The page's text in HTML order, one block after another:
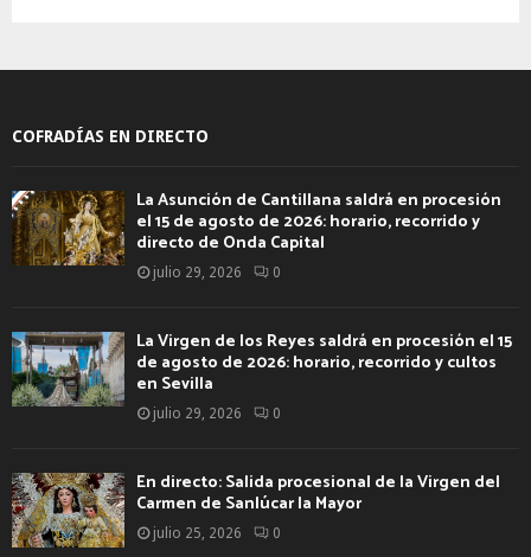
COFRADÍAS EN DIRECTO
La Asunción de Cantillana saldrá en procesión
el 15 de agosto de 2026: horario, recorrido y
directo de Onda Capital
julio 29, 2026 0
La Virgen de los Reyes saldrá en procesión el 15
de agosto de 2026: horario, recorrido y cultos
en Sevilla
julio 29, 2026 0
En directo: Salida procesional de la Virgen del
Carmen de Sanlúcar la Mayor
julio 25, 2026 0